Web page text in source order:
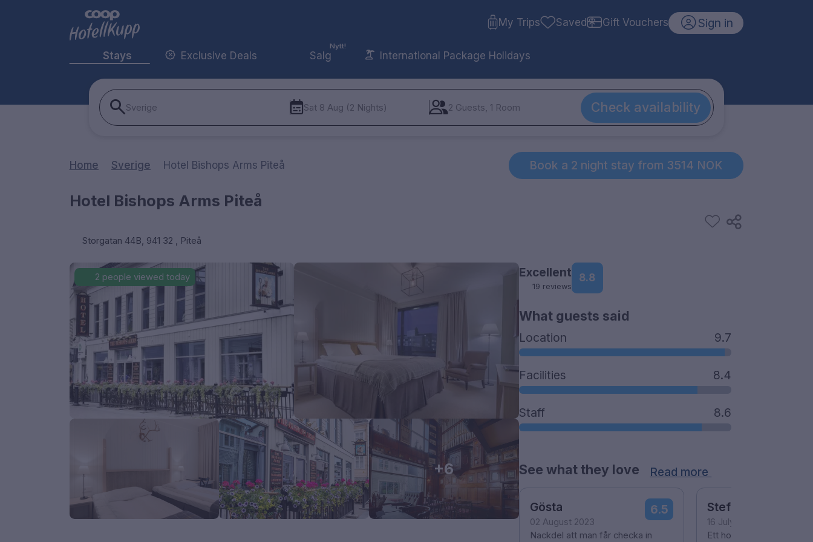
My Trips Saved Gift Vouchers Sign in
Stays Exclusive Deals
Nytt!
Salg International Package Holidays
Sverige Sat 8 Aug (2 Nights) 2 Guests, 1 Room Check availability
Home Sverige Hotel Bishops Arms Piteå Book a 2 night stay from 3514 NOK
Hotel Bishops Arms Piteå
Storgatan 44B, 941 32 , Piteå
2 people viewed today
+6
Excellent
19 reviews
8.8
What guests said
Location 9.7
Facilities 8.4
Staff 8.6
See what they love Read more
Gösta
02 August 2023
6.5
Nackdel att man får checka in
Stefan
16 July 2023
Ett hotell med ett